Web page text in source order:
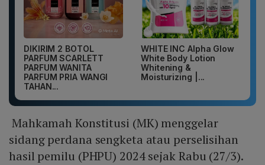
DIKIRIM 2 BOTOL
PARFUM SCARLETT
PARFUM WANITA
PARFUM PRIA WANGI
TAHAN...
WHITE INC Alpha Glow
White Body Lotion
Whitening &
Moisturizing |...
Mahkamah Konstitusi (MK) menggelar
sidang perdana sengketa atau perselisihan
hasil pemilu (PHPU) 2024 sejak Rabu (27/3).